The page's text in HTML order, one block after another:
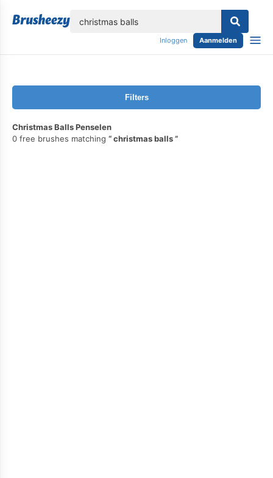
Inloggen Aanmelden
Filters
Christmas Balls Penselen
0 free brushes matching
christmas balls